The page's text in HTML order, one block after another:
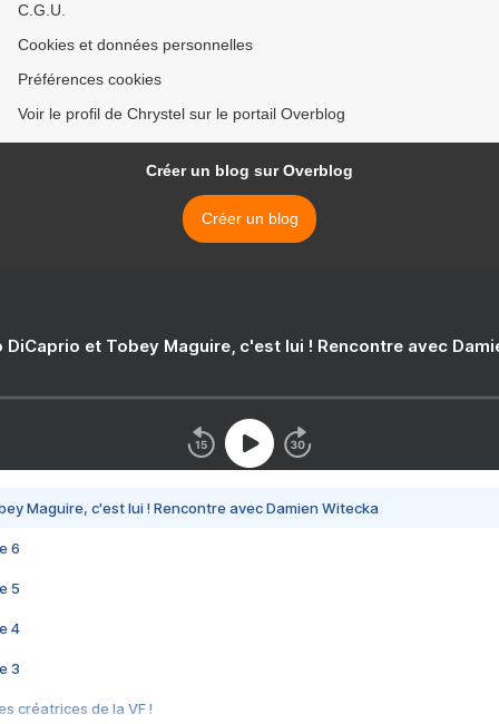
C.G.U.
Cookies et données personnelles
Préférences cookies
Voir le profil de Chrystel sur le portail Overblog
Créer un blog sur Overblog
Créer un blog
DiCaprio et Tobey Maguire, c'est lui ! Rencontre avec
Maguire, c'est lui ! Rencontre avec Damien Witecka
6
5
4
3
créatrices de la VF !